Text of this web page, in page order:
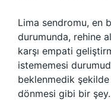
Lima sendromu, en
durumunda, rehine
karşı empati
istememesi
beklenmedik
dönmesi gibi bir şey.